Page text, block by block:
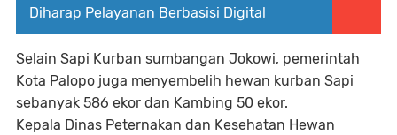
Diharap Pelayanan Berbasisi Digital
Selain Sapi Kurban sumbangan Jokowi, pemerintah
Kota Palopo juga menyembelih hewan kurban Sapi
sebanyak 586 ekor dan Kambing 50 ekor.
Kepala Dinas Peternakan dan Kesehatan Hewan